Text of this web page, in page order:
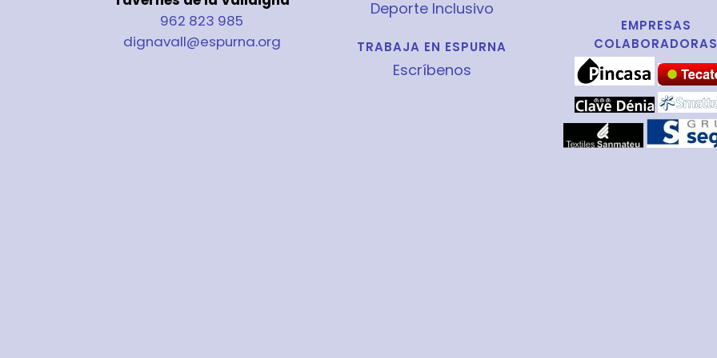
962 823 985
dignavall@espurna.org
Deporte Inclusivo
TRABAJA EN ESPURNA
Escríbenos
EMPRESAS
COLABORADORAS